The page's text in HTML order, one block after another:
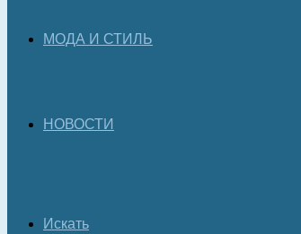
МОДА И СТИЛЬ
НОВОСТИ
Искать